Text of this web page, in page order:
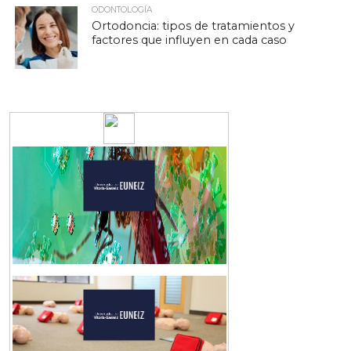
ODONTOLOGÍA
Ortodoncia: tipos de tratamientos y
factores que influyen en cada caso